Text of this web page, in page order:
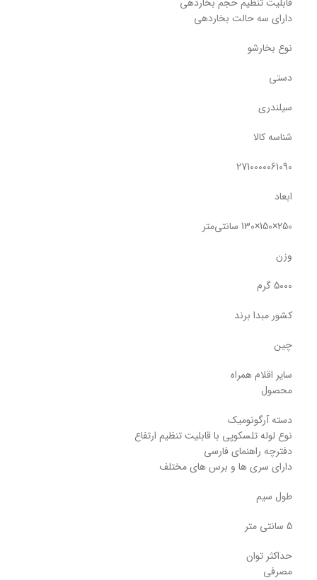
دارای سه حالت بخاردهی
نوع بخارشو
دستی
سیلندری
شناسه کالا
2710000061090
ابعاد
250×150×130 سانتی‌متر
وزن
5000 گرم
کشور مبدا برند
چین
سایر اقلام همراه
محصول
دسته آرگونومیک
نوع لوله تلسکوپی با قابلیت تنظیم ارتفاع
دفترچه راهنمای فارسی
دارای سری ها و برس های مختلف
طول سیم
5 سانتی متر
حداکثر توان
مصرفی